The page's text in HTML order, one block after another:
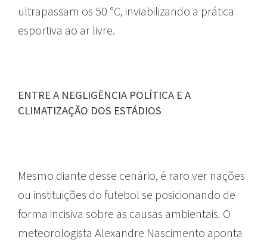
ultrapassam os 50 °C, inviabilizando a prática
esportiva ao ar livre.
ENTRE A NEGLIGÊNCIA POLÍTICA E A
CLIMATIZAÇÃO DOS ESTÁDIOS
Mesmo diante desse cenário, é raro ver nações
ou instituições do futebol se posicionando de
forma incisiva sobre as causas ambientais. O
meteorologista Alexandre Nascimento aponta